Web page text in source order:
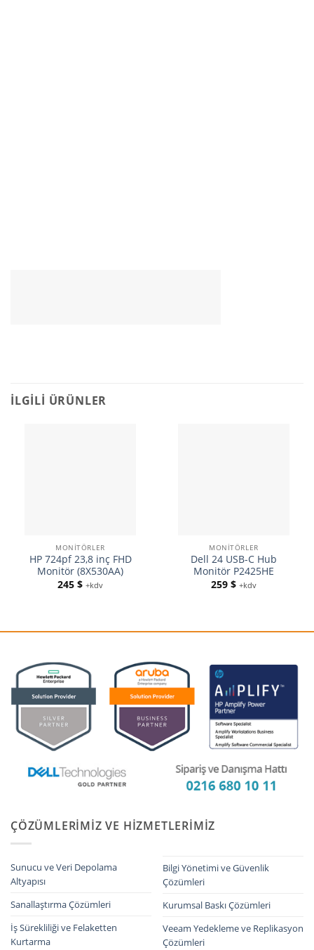
İLGILI ÜRÜNLER
MONITÖRLER
HP 724pf 23,8 inç FHD
Monitör (8X530AA)
245 $ +kdv
MONITÖRLER
Dell 24 USB-C Hub
Monitör P2425HE
259 $ +kdv
ÇÖZÜMLERIMIZ VE HIZMETLERIMIZ
Sunucu ve Veri Depolama
Altyapısı
Sanallaştırma Çözümleri
İş Sürekliliği ve Felaketten
Kurtarma
Bilgi Yönetimi ve Güvenlik
Çözümleri
Kurumsal Baskı Çözümleri
Veeam Yedekleme ve Replikasyon
Çözümleri